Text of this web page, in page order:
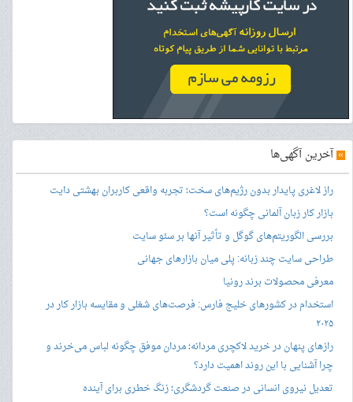
»آخرین آگهی‌ها
راز لاغری پایدار بدون رژیم‌های سخت؛ تجربه واقعی کاربران بهشتی دایت
بازار کار زبان آلمانی چگونه است؟
بررسی الگوریتم‌های گوگل و تأثیر آنها بر سئو سایت
طراحی سایت چند زبانه: پلی میان بازارهای جهانی
معرفی محصولات برند رونیا
استخدام در کشورهای خلیج فارس: فرصت‌های شغلی و مقایسه بازار کار در
۲۰۲۵
رازهای پنهان در خرید لاکچری مردانه؛ مردان موفق چگونه لباس می‌خرند و
چرا آشنایی با این روند اهمیت دارد؟
تعدیل نیروی انسانی در صنعت گردشگری؛ زنگ خطری برای آینده